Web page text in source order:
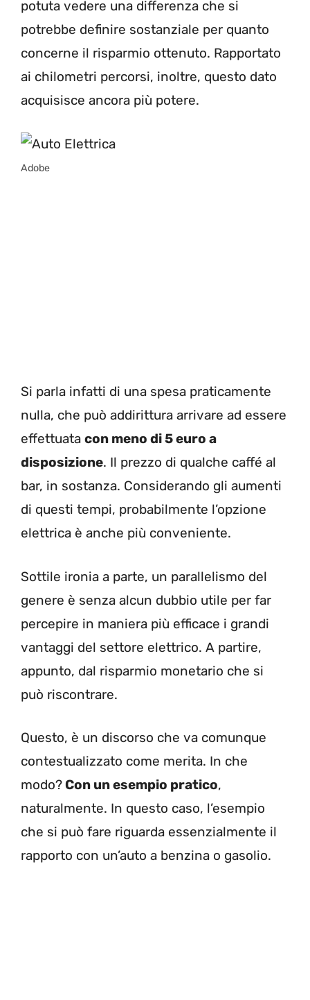
potuta vedere una differenza che si
potrebbe definire sostanziale per quanto
concerne il risparmio ottenuto. Rapportato
ai chilometri percorsi, inoltre, questo dato
acquisisce ancora più potere.
Adobe
Si parla infatti di una spesa praticamente
nulla, che può addirittura arrivare ad essere
effettuata con meno di 5 euro a
disposizione. Il prezzo di qualche caffé al
bar, in sostanza. Considerando gli aumenti
di questi tempi, probabilmente l’opzione
elettrica è anche più conveniente.
Sottile ironia a parte, un parallelismo del
genere è senza alcun dubbio utile per far
percepire in maniera più efficace i grandi
vantaggi del settore elettrico. A partire,
appunto, dal risparmio monetario che si
può riscontrare.
Questo, è un discorso che va comunque
contestualizzato come merita. In che
modo?Con un esempio pratico,
naturalmente. In questo caso, l’esempio
che si può fare riguarda essenzialmente il
rapporto con un’auto a benzina o gasolio.